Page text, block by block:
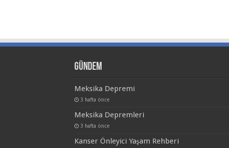
Gündem
Meksika Depremi
3 hafta önce
Meksika Depremleri
3 hafta önce
Kanser Önleyici Yaşam Rehberi